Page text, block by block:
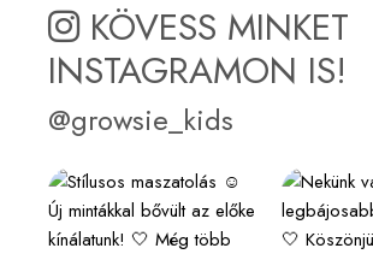
KÖVESS MINKET
INSTAGRAMON IS!
@growsie_kids